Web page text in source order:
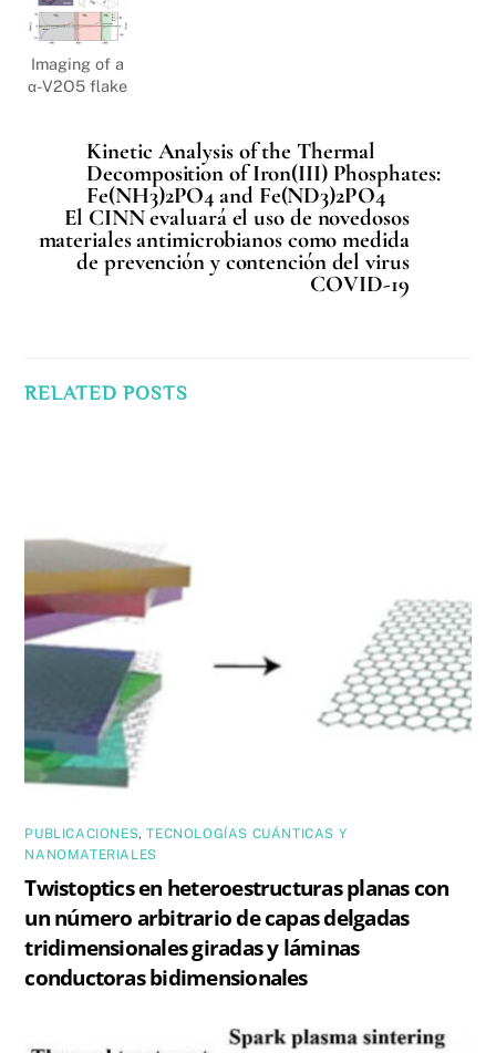
Imaging of a
α-V2O5 flake
Kinetic Analysis of the Thermal
Decomposition of Iron(III) Phosphates:
Fe(NH3)2PO4 and Fe(ND3)2PO4
El CINN evaluará el uso de novedosos
materiales antimicrobianos como medida
de prevención y contención del virus
COVID-19
RELATED POSTS
PUBLICACIONES,TECNOLOGÍAS CUÁNTICAS Y
NANOMATERIALES
Twistoptics en heteroestructuras planas con
un número arbitrario de capas delgadas
tridimensionales giradas y láminas
conductoras bidimensionales